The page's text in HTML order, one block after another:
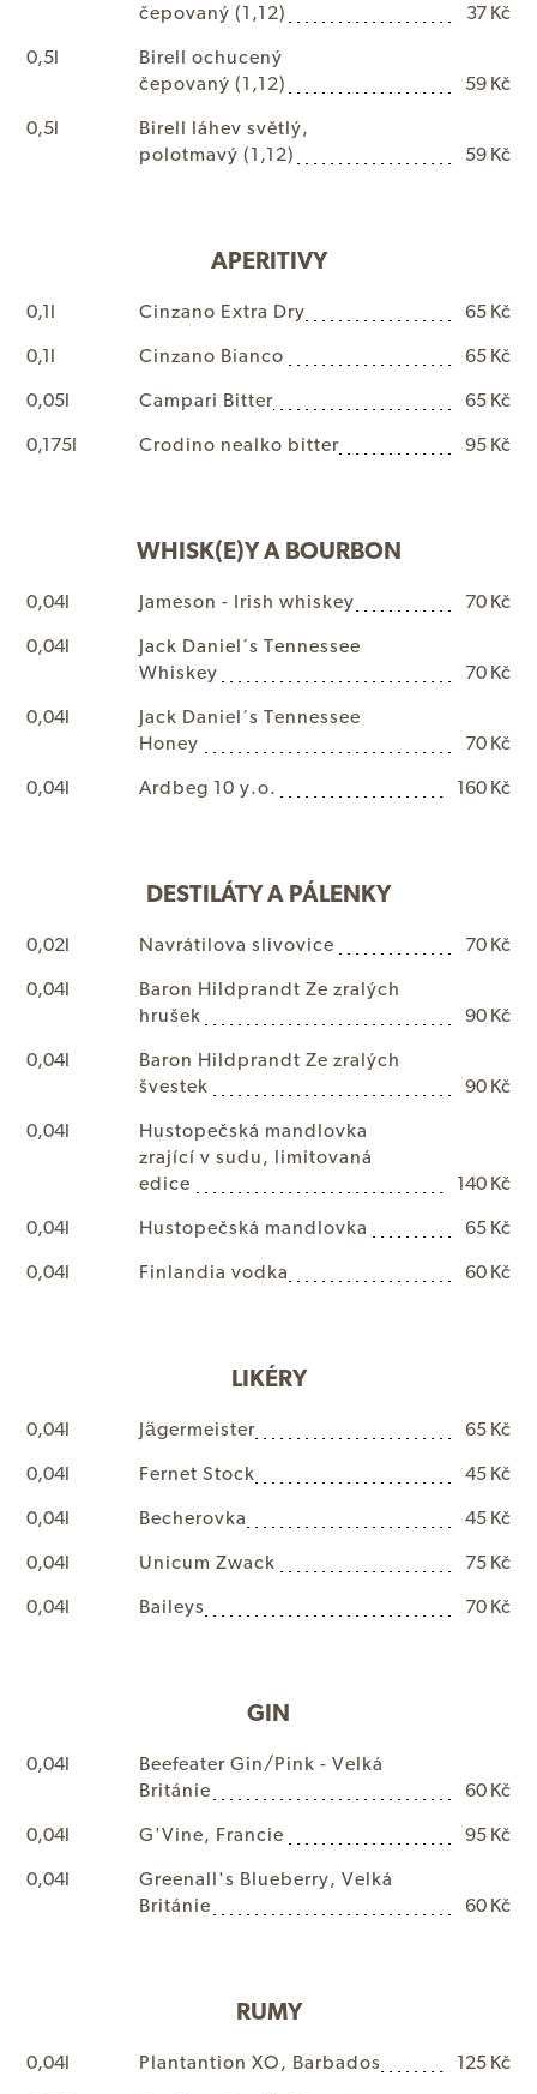
čepovaný (1,12)
37 Kč
0,5l
Birell ochucený
čepovaný (1,12)
59 Kč
0,5l
Birell láhev světlý,
polotmavý (1,12) 59 Kč
APERITIVY
0,1l Cinzano Extra Dry
65 Kč
0,1l
Cinzano Bianco
65 Kč
0,05l
Campari Bitter
65 Kč
0,175l
Crodino nealko bitter 95 Kč
WHISK(E)Y A BOURBON
0,04l Jameson - Irish whiskey
70 Kč
0,04l
Jack Daniel´s Tennessee
Whiskey
70 Kč
0,04l
Jack Daniel´s Tennessee
Honey
70 Kč
0,04l
Ardbeg 10 y.o. 160 Kč
DESTILÁTY A PÁLENKY
0,02l Navrátilova slivovice
70 Kč
0,04l
Baron Hildprandt Ze zralých
hrušek
90 Kč
0,04l
Baron Hildprandt Ze zralých
švestek
90 Kč
0,04l
Hustopečská mandlovka
zrající v sudu, limitovaná
edice
140 Kč
0,04l
Hustopečská mandlovka
65 Kč
0,04l
Finlandia vodka 60 Kč
LIKÉRY
0,04l Jägermeister
65 Kč
0,04l
Fernet Stock
45 Kč
0,04l
Becherovka
45 Kč
0,04l
Unicum Zwack
75 Kč
0,04l
Baileys 70 Kč
GIN
0,04l Beefeater Gin/Pink - Velká
Británie
60 Kč
0,04l
G'Vine, Francie
95 Kč
0,04l
Greenall's Blueberry, Velká
Británie 60 Kč
RUMY
0,04l Plantantion XO, Barbados
125 Kč